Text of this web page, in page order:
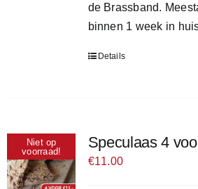
de Brassband.
binnen 1 week in
Details
Niet op
voorraad!
Speculaas 4
€11.00